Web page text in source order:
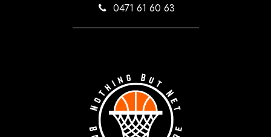
0471 61 60 63